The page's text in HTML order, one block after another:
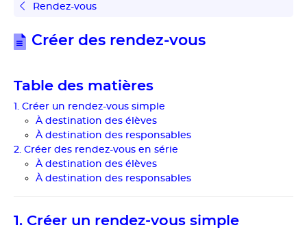
Rendez-vous
Créer des rendez-vous
Table des matières
1. Créer un rendez-vous simple
À destination des élèves
À destination des responsables
2. Créer des rendez-vous en série
À destination des élèves
À destination des responsables
1. Créer un rendez-vous simple